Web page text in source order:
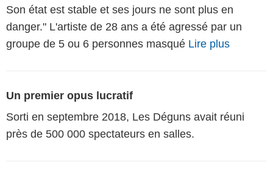
Son état est stable et ses jours ne sont plus en
danger." L'artiste de 28 ans a été agressé par un
groupe de 5 ou 6 personnes masqué Lire plus
Un premier opus lucratif
Sorti en septembre 2018, Les Déguns avait réuni
près de 500 000 spectateurs en salles.